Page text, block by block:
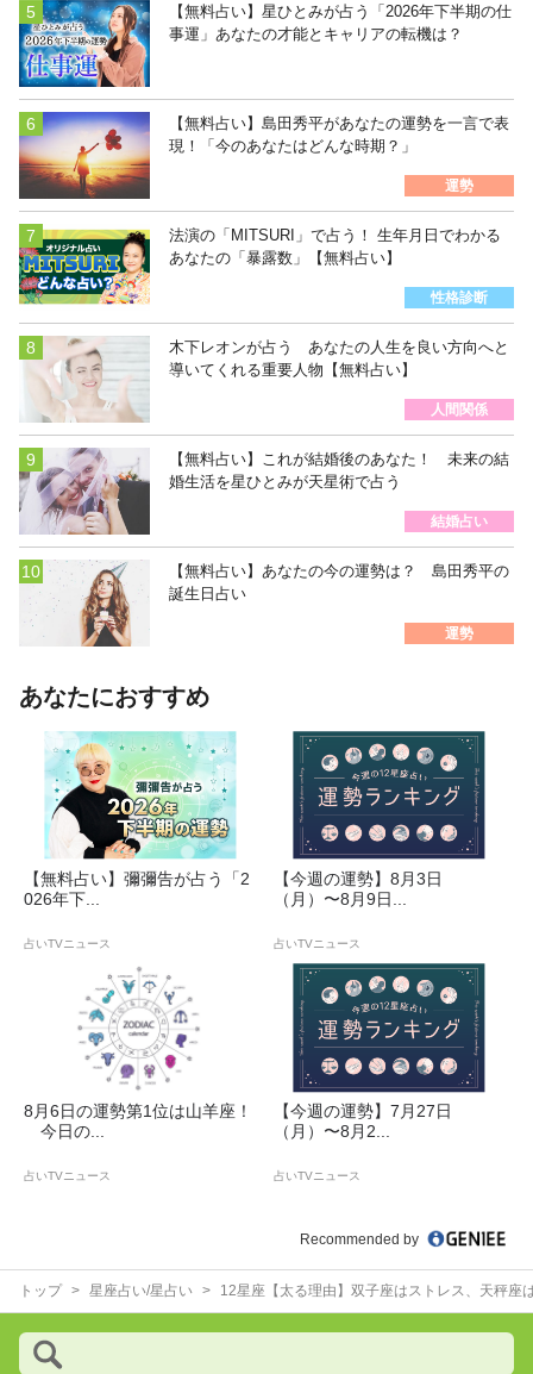
【無料占い】星ひとみが占う「2026年下半期の仕
事運」あなたの才能とキャリアの転機は？
【無料占い】島田秀平があなたの運勢を一言で表
現！「今のあなたはどんな時期？」
運勢
法演の「MITSURI」で占う！ 生年月日でわかる
あなたの「暴露数」【無料占い】
性格診断
木下レオンが占う あなたの人生を良い方向へと
導いてくれる重要人物【無料占い】
人間関係
【無料占い】これが結婚後のあなた！ 未来の結
婚生活を星ひとみが天星術で占う
結婚占い
【無料占い】あなたの今の運勢は？ 島田秀平の
誕生日占い
運勢
あなたにおすすめ
【無料占い】彌彌告が占う「2
026年下...
占いTVニュース
【今週の運勢】8月3日
（月）〜8月9日...
占いTVニュース
8月6日の運勢第1位は山羊座！
今日の...
占いTVニュース
【今週の運勢】7月27日
（月）〜8月2...
占いTVニュース
Recommended by
トップ 星座占い/星占い 12星座【太る理由】双子座はストレス、天秤座